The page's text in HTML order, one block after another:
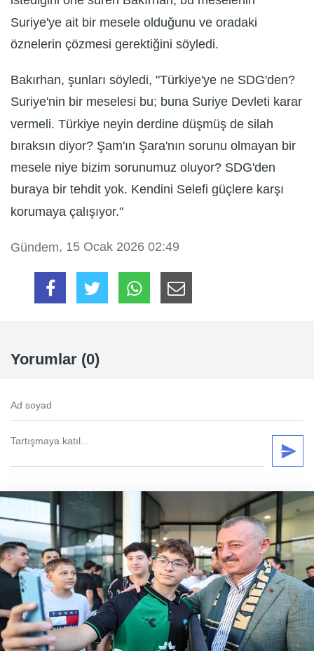
Suriye'ye ait bir mesele olduğunu ve oradaki
öznelerin çözmesi gerektiğini söyledi.
Bakırhan, şunları söyledi, "Türkiye'ye ne SDG'den?
Suriye'nin bir meselesi bu; buna Suriye Devleti karar
vermeli. Türkiye neyin derdine düşmüş de silah
bıraksın diyor? Şam'ın Şara'nın sorunu olmayan bir
mesele niye bizim sorunumuz oluyor? SDG'den
buraya bir tehdit yok. Kendini Selefi güçlere karşı
korumaya çalışıyor."
Gündem, 15 Ocak 2026 02:49
Yorumlar (0)